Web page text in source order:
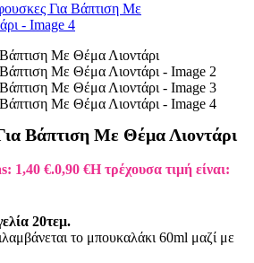
Βάπτιση Με Θέμα Λιοντάρι
1,40 €.0,90 €Η τρέχουσα τιμή είναι:
20τεμ.
το μπουκαλάκι 60ml μαζί με